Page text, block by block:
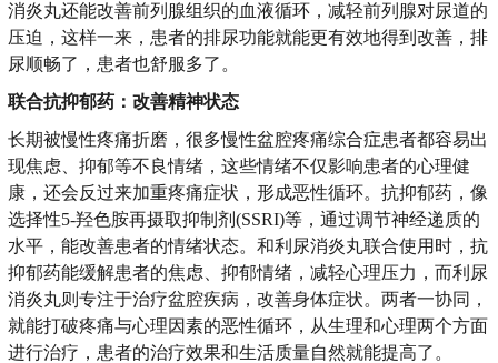
消炎丸还能改善前列腺组织的血液循环，减轻前列腺对尿道的
压迫，这样一来，患者的排尿功能就能更有效地得到改善，排
尿顺畅了，患者也舒服多了。
联合抗抑郁药：改善精神状态
长期被慢性疼痛折磨，很多慢性盆腔疼痛综合症患者都容易出
现焦虑、抑郁等不良情绪，这些情绪不仅影响患者的心理健
康，还会反过来加重疼痛症状，形成恶性循环。抗抑郁药，像
选择性5-羟色胺再摄取抑制剂(SSRI)等，通过调节神经递质的
水平，能改善患者的情绪状态。和利尿消炎丸联合使用时，抗
抑郁药能缓解患者的焦虑、抑郁情绪，减轻心理压力，而利尿
消炎丸则专注于治疗盆腔疾病，改善身体症状。两者一协同，
就能打破疼痛与心理因素的恶性循环，从生理和心理两个方面
进行治疗，患者的治疗效果和生活质量自然就能提高了。